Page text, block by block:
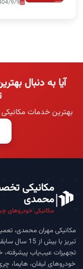
9/9
آیا به دنبال
بهترین خدمات مکانیکی
مکانیکی
محمدی
مکانیکی خودروهای
مکانیکی مهران محمدی،
تبریز با
تجهیزات عیب‌یاب پیشرفته،
خودروهای لیفان، هایما،